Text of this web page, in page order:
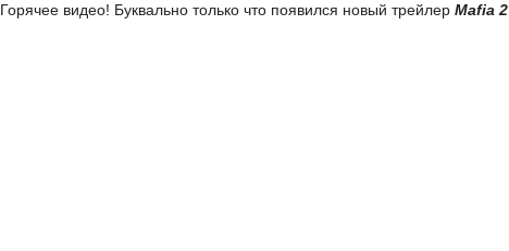
Горячее видео! Буквально только что появился новый трейлер Mafia 2